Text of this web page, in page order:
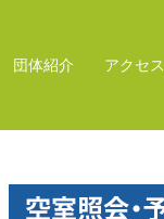
団体紹介 アクセス